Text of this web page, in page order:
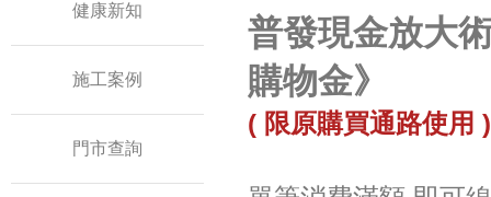
健康新知
施工案例
門市查詢
普發現金放大
購物金》
( 限原購買通路使用 )